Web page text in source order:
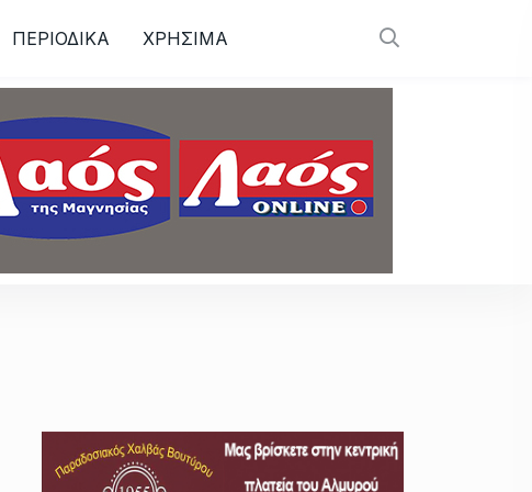
ΠΕΡΙΟΔΙΚΑ ΧΡΗΣΙΜΑ